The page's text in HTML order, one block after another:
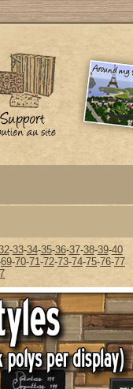
-33-34-35-36-37-38-39-40
69-70-71-72-73-74-75-76-77